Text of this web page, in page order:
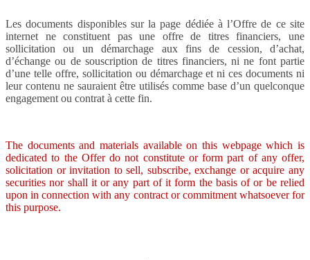
Les documents disponibles sur la page dédiée à l’Offre de ce site
internet ne constituent pas une offre de titres financiers, une
sollicitation ou un démarchage aux fins de cession, d’achat,
d’échange ou de souscription de titres financiers, ni ne font partie
d’une telle offre, sollicitation ou démarchage et ni ces documents ni
leur contenu ne sauraient être utilisés comme base d’un quelconque
engagement ou contrat à cette fin.
The documents and materials available on this webpage which is
dedicated to the Offer do not constitute or form part of any offer,
solicitation or invitation to sell, subscribe, exchange or acquire any
securities nor shall it or any part of it form the basis of or be relied
upon in connection with any contract or commitment whatsoever for
this purpose.